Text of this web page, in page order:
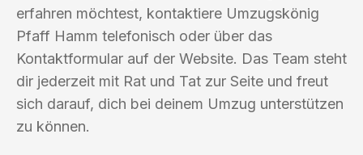
erfahren möchtest, kontaktiere Umzugskönig
Pfaff Hamm telefonisch oder über das
Kontaktformular auf der Website. Das Team steht
dir jederzeit mit Rat und Tat zur Seite und freut
sich darauf, dich bei deinem Umzug unterstützen
zu können.